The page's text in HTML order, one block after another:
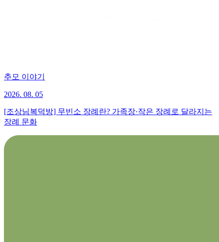
추모 이야기
2026. 08. 05
[조상님복덕방] 무빈소 장례란? 가족장·작은 장례로 달라지는
장례 문화